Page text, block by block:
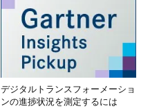
デジタルトランスフォーメーショ
ンの進捗状況を測定するには